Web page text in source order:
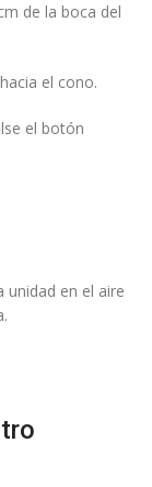
de la boca del
el cono.
el botón
unidad en el aire